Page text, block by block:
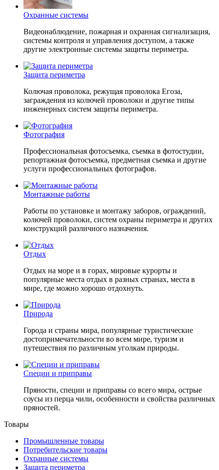
Охранные системы
Видеонаблюдение, пожарная и охранная сигнализация,
системы контроля и управления доступом, а также
другие электронные системы защиты периметра.
Защита периметра
Колючая проволока, режущая проволока Егоза,
заграждения из колючей проволоки и другие типы
инженерных систем защиты периметра.
Фотография
Профессиональная фотосъемка, съемка в фотостудии,
репортажная фотосъемка, предметная съемка и другие
услуги профессиональных фотографов.
Монтажные работы
Работы по установке и монтажу заборов, ограждений,
колючей проволоки, систем охраны периметра и других
конструкций различного назначения.
Отдых
Отдых на море и в горах, мировые курорты и
популярные места отдых в разных странах, места в
мире, где можно хорошо отдохнуть.
Природа
Города и страны мира, популярные туристические
достопримечательности во всем мире, туризм и
путешествия по различным уголкам природы.
Специи и приправы
Пряности, специи и приправы со всего мира, острые
соусы из перца чили, особенности и свойства различных
пряностей.
Товары
Промышленные товары
Потребительские товары
Охранные системы
Защита периметра